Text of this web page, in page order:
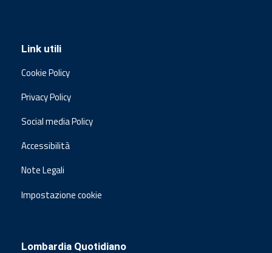
Link utili
Cookie Policy
Privacy Policy
Social media Policy
Accessibilità
Note Legali
Impostazione cookie
Lombardia Quotidiano